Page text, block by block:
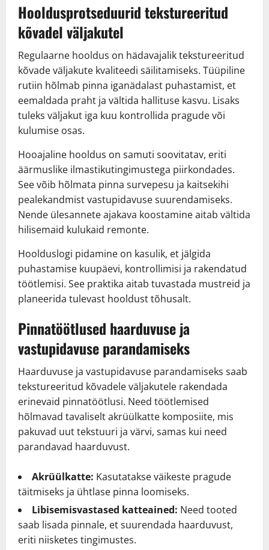
Hooldusprotseduurid tekstureeritud
kõvadel väljakutel
Regulaarne hooldus on hädavajalik tekstureeritud
kõvade väljakute kvaliteedi säilitamiseks. Tüüpiline
rutiin hõlmab pinna iganädalast puhastamist, et
eemaldada praht ja vältida hallituse kasvu. Lisaks
tuleks väljakut iga kuu kontrollida pragude või
kulumise osas.
Hooajaline hooldus on samuti soovitatav, eriti
äärmuslike ilmastikutingimustega piirkondades.
See võib hõlmata pinna survepesu ja kaitsekihi
pealekandmist vastupidavuse suurendamiseks.
Nende ülesannete ajakava koostamine aitab vältida
hilisemaid kulukaid remonte.
Hoolduslogi pidamine on kasulik, et jälgida
puhastamise kuupäevi, kontrollimisi ja rakendatud
töötlemisi. See praktika aitab tuvastada mustreid ja
planeerida tulevast hooldust tõhusalt.
Pinnatöötlused haarduvuse ja
vastupidavuse parandamiseks
Haarduvuse ja vastupidavuse parandamiseks saab
tekstureeritud kõvadele väljakutele rakendada
erinevaid pinnatöötlusi. Need töötlemised
hõlmavad tavaliselt akrüülkatte komposiite, mis
pakuvad uut tekstuuri ja värvi, samas kui need
parandavad haarduvust.
Akrüülkatte: Kasutatakse väikeste pragude
täitmiseks ja ühtlase pinna loomiseks.
Libisemisvastased katteained: Need tooted
saab lisada pinnale, et suurendada haarduvust,
eriti niisketes tingimustes.